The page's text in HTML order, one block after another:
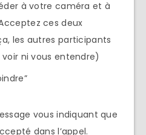
à votre caméra et à
ces deux
les autres participants
ni vous entendre)
vous indiquant que
dans l’appel.